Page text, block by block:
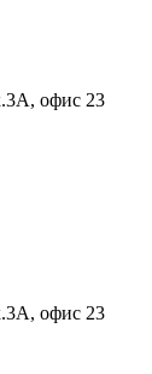
офис 23
офис 23